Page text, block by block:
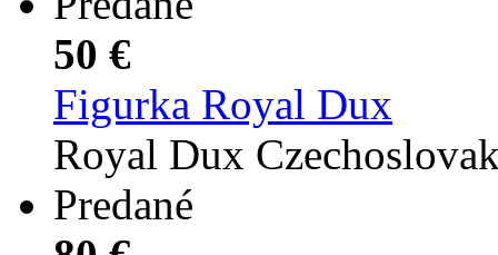
50 €
Figurka Royal Dux
Royal Dux
Predané